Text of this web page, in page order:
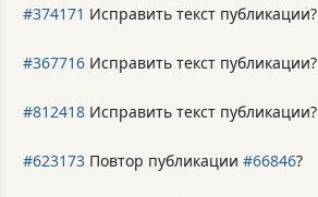
#374171 Исправить текст публикации?
#367716 Исправить текст публикации?
#812418 Исправить текст публикации?
#623173 Повтор публикации #66846?